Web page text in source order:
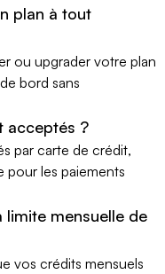
plan à tout
ou upgrader votre plan
bord sans
acceptés ?
par carte de crédit,
les paiements
limite mensuelle de
vos crédits mensuels